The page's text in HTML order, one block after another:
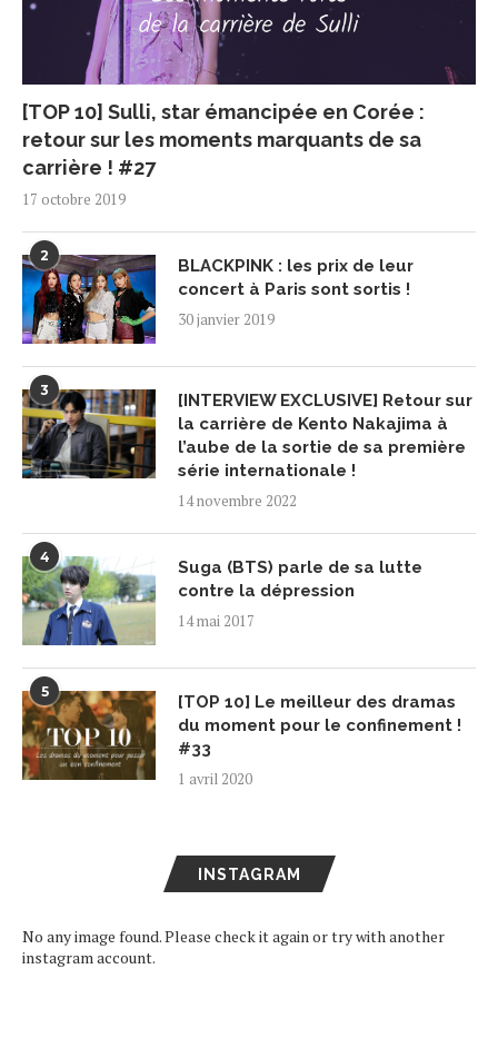
[TOP 10] Sulli, star émancipée en Corée :
retour sur les moments marquants de sa
carrière ! #27
17 octobre 2019
2
BLACKPINK : les prix de leur
concert à Paris sont sortis !
30 janvier 2019
3
[INTERVIEW EXCLUSIVE] Retour sur
la carrière de Kento Nakajima à
l’aube de la sortie de sa première
série internationale !
14 novembre 2022
4
Suga (BTS) parle de sa lutte
contre la dépression
14 mai 2017
5
[TOP 10] Le meilleur des dramas
du moment pour le confinement !
#33
1 avril 2020
INSTAGRAM
No any image found. Please check it again or try with another
instagram account.